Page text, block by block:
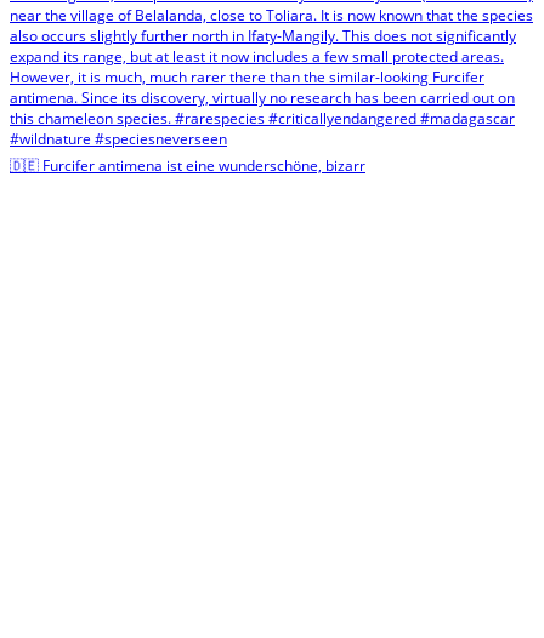
🇩🇪 Furcifer antimena ist eine wunderschöne, bizarr